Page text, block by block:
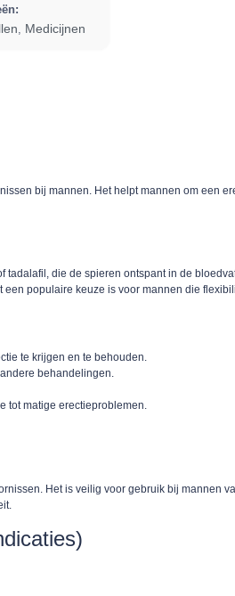
Medicijnen
bij mannen. Het helpt mannen om een
die de spieren ontspant in de
populaire keuze is voor mannen die
te krijgen en te behouden.
behandelingen.
tot matige erectieproblemen.
Het is veilig voor gebruik bij mannen